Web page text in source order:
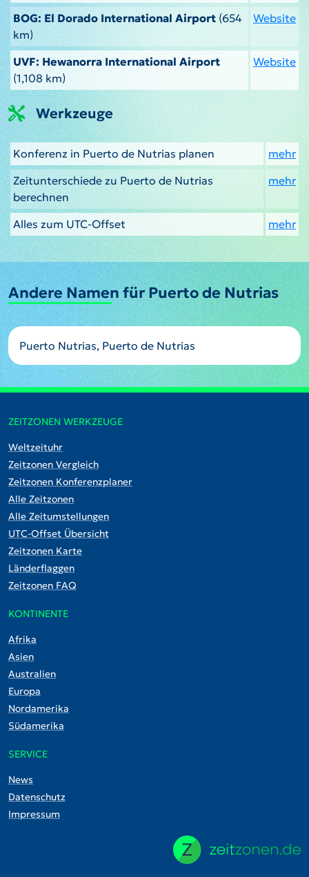
BOG: El Dorado International Airport (654
km)
Website
UVF: Hewanorra International Airport
(1,108 km)
Website
Werkzeuge
Konferenz in Puerto de Nutrias planen
mehr
Zeitunterschiede zu Puerto de Nutrias
berechnen
mehr
Alles zum UTC-Offset mehr
Andere Namen für Puerto de Nutrias
Puerto Nutrias, Puerto de Nutrias
ZEITZONEN WERKZEUGE
Weltzeituhr
Zeitzonen Vergleich
Zeitzonen Konferenzplaner
Alle Zeitzonen
Alle Zeitumstellungen
UTC-Offset Übersicht
Zeitzonen Karte
Länderflaggen
Zeitzonen FAQ
KONTINENTE
Afrika
Asien
Australien
Europa
Nordamerika
Südamerika
SERVICE
News
Datenschutz
Impressum